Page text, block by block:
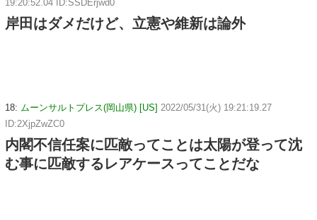
19:20:52.04 ID:SSDErjwd0
岸田はダメだけど、立憲や維新は論外
18: ムーンサルトプレス(岡山県) [US] 2022/05/31(火) 19:21:19.27
ID:2XjpZwZC0
内閣不信任案に匹敵ってことは太陽が登って沈
む事に匹敵するレアケースってことだな